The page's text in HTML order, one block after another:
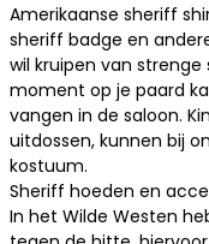
Amerikaanse sheriff
sheriff badge en
wil kruipen van
moment op je paard
vangen in de saloon.
uitdossen, kunnen bij
kostuum.
Sheriff hoeden en
In het Wilde Westen